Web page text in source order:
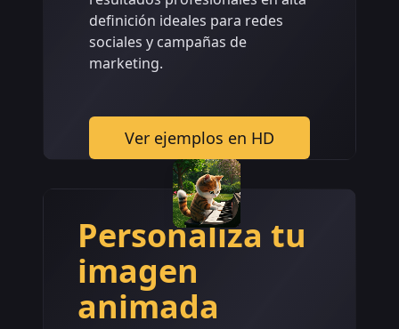
definición ideales para redes
sociales y campañas de
marketing.
Ver ejemplos en HD
Personaliza tu
imagen
animada